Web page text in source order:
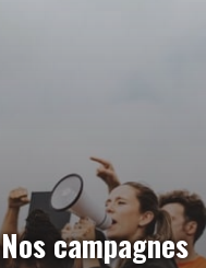
Nos campagnes